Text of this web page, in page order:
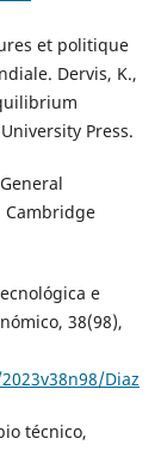
et politique
Dervis, K.,
Press.
e
38(98),
Diaz
técnico,